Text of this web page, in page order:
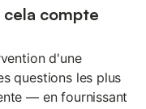
compte
d'une
questions les plus
— en fournissant